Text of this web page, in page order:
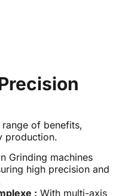
of benefits,
production.
Grinding machines
high precision and
: With multi-axis